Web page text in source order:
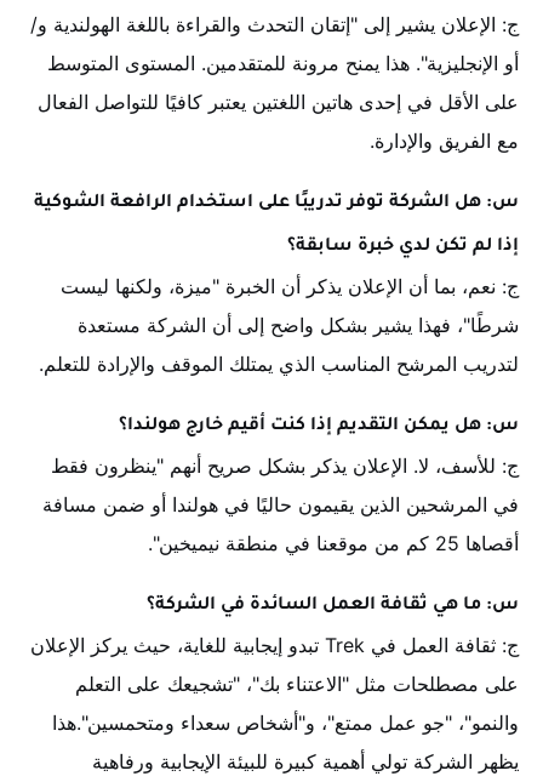
ج: الإعلان يشير إلى "إتقان التحدث والقراءة باللغة الهولندية و/
أو الإنجليزية". هذا يمنح مرونة للمتقدمين. المستوى المتوسط
على الأقل في إحدى هاتين اللغتين يعتبر كافيًا للتواصل الفعال
مع الفريق والإدارة.
س: هل الشركة توفر تدريبًا على استخدام الرافعة الشوكية
إذا لم تكن لدي خبرة سابقة؟
ج: نعم، بما أن الإعلان يذكر أن الخبرة "ميزة، ولكنها ليست
شرطًا"، فهذا يشير بشكل واضح إلى أن الشركة مستعدة
لتدريب المرشح المناسب الذي يمتلك الموقف والإرادة للتعلم.
س: هل يمكن التقديم إذا كنت أقيم خارج هولندا؟
ج: للأسف، لا. الإعلان يذكر بشكل صريح أنهم "ينظرون فقط
في المرشحين الذين يقيمون حاليًا في هولندا أو ضمن مسافة
أقصاها 25 كم من موقعنا في منطقة نيميخين".
س: ما هي ثقافة العمل السائدة في الشركة؟
ج: ثقافة العمل في Trek تبدو إيجابية للغاية، حيث يركز الإعلان
على مصطلحات مثل "الاعتناء بك"، "تشجيعك على التعلم
والنمو"، "جو عمل ممتع"، و"أشخاص سعداء ومتحمسين".هذا
يظهر الشركة تولي أهمية كبيرة للبيئة الإيجابية ورفاهية